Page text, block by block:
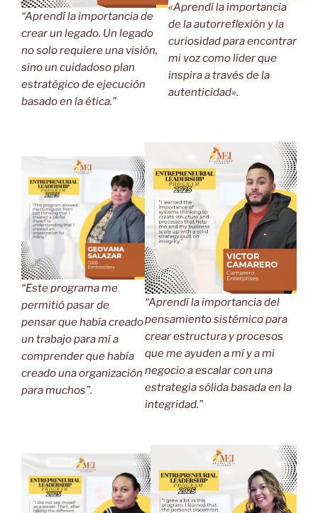
“Aprendí la importancia de
crear un legado. Un legado
no solo requiere una visión,
sino un cuidadoso plan
estratégico de ejecución
basado en la ética.”
«Aprendí la importancia
de la autorreflexión y la
curiosidad para encontrar
mi voz como líder que
inspira a través de la
autenticidad».
“Este programa me
permitió pasar de
pensar que había creado
un trabajo para mí a
comprender que había
creado una organización
para muchos”.
“Aprendí la importancia del
pensamiento sistémico para
crear estructura y procesos
que me ayuden a mí y a mi
negocio a escalar con una
estrategia sólida basada en la
integridad.”